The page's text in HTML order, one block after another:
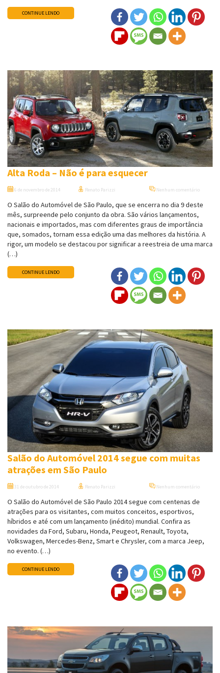
CONTINUE LENDO
Alta Roda – Não é para esquecer
6 de novembro de 2014 Renato Parizzi Nenhum comentário
O Salão do Automóvel de São Paulo, que se encerra no dia 9 deste
mês, surpreende pelo conjunto da obra. São vários lançamentos,
nacionais e importados, mas com diferentes graus de importância
que, somados, tornam essa edição uma das melhores da história. A
rigor, um modelo se destacou por significar a reestreia de uma marca
(…)
CONTINUE LENDO
Salão do Automóvel 2014 segue com muitas
atrações em São Paulo
31 de outubro de 2014 Renato Parizzi Nenhum comentário
O Salão do Automóvel de São Paulo 2014 segue com centenas de
atrações para os visitantes, com muitos conceitos, esportivos,
híbridos e até com um lançamento (inédito) mundial. Confira as
novidades da Ford, Subaru, Honda, Peugeot, Renault, Toyota,
Volkswagen, Mercedes-Benz, Smart e Chrysler, com a marca Jeep,
no evento. (…)
CONTINUE LENDO